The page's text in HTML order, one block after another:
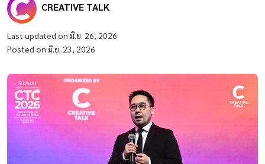
CREATIVE TALK
Last updated on มิ.ย. 26, 2026
Posted on มิ.ย. 23, 2026